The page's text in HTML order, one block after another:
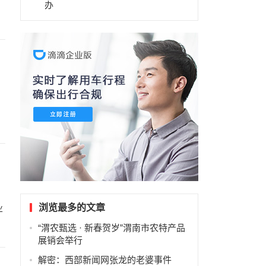
办
浏览最多的文章
“渭农甄选 · 新春贺岁”渭南市农特产品
展销会举行
解密：西部新闻网张龙的老婆事件